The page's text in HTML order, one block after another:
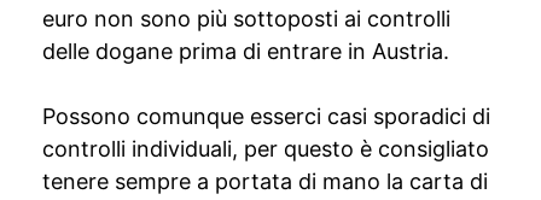
euro non sono più sottoposti ai controlli
delle dogane prima di entrare in Austria.
Possono comunque esserci casi sporadici di
controlli individuali, per questo è consigliato
tenere sempre a portata di mano la carta di